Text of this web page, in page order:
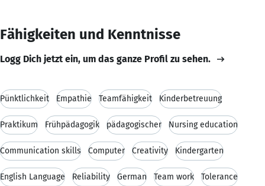
Fähigkeiten und Kenntnisse
Logg Dich jetzt ein, um das ganze Profil zu sehen.
Pünktlichkeit Empathie Teamfähigkeit Kinderbetreuung
Praktikum Frühpädagogik pädagogischer Nursing education
Communication skills Computer Creativity Kindergarten
English Language Reliability German Team work Tolerance